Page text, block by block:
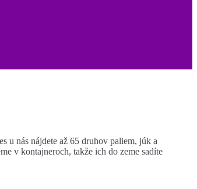
u nás nájdete až 65 druhov paliem, júk a
v kontajneroch, takže ich do zeme sadíte